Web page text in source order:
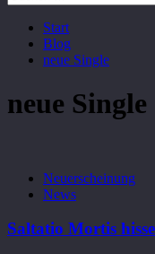
Start
Blog
neue Single
neue Single
Neuerscheinung
News
Saltatio Mortis